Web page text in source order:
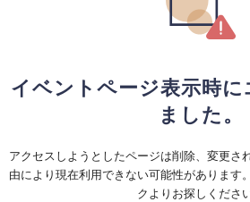
イベントページ表示時に
ました。
アクセスしようとしたページは削除、変更さ
由により現在利用できない可能性があります
クよりお探しください